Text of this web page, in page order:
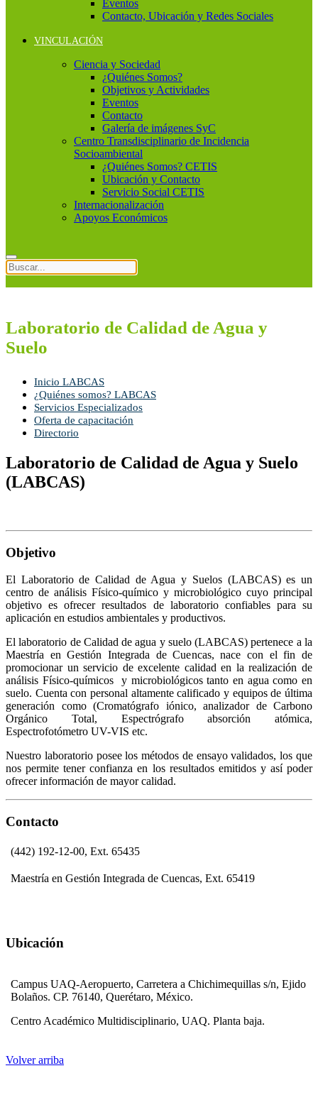
Eventos
Contacto, Ubicación y Redes Sociales
VINCULACIÓN
Ciencia y Sociedad
¿Quiénes Somos?
Objetivos y Actividades
Eventos
Contacto
Galería de imágenes SyC
Centro Transdisciplinario de Incidencia
Socioambiental
¿Quiénes Somos? CETIS
Ubicación y Contacto
Servicio Social CETIS
Internacionalización
Apoyos Económicos
Laboratorio de Calidad de Agua y
Suelo
Inicio LABCAS
¿Quiénes somos? LABCAS
Servicios Especializados
Oferta de capacitación
Directorio
Laboratorio de Calidad de Agua y Suelo
(LABCAS)
Objetivo
El Laboratorio de Calidad de Agua y Suelos (LABCAS) es un
centro de análisis Físico-químico y microbiológico cuyo principal
objetivo es ofrecer resultados de laboratorio confiables para su
aplicación en estudios ambientales y productivos.
El laboratorio de Calidad de agua y suelo (LABCAS) pertenece a la
Maestría en Gestión Integrada de Cuencas, nace con el fin de
promocionar un servicio de excelente calidad en la realización de
análisis Físico-químicos y microbiológicos tanto en agua como en
suelo. Cuenta con personal altamente calificado y equipos de última
generación como (Cromatógrafo iónico, analizador de Carbono
Orgánico Total, Espectrógrafo absorción atómica,
Espectrofotómetro UV-VIS etc.
Nuestro laboratorio posee los métodos de ensayo validados, los que
nos permite tener confianza en los resultados emitidos y así poder
ofrecer información de mayor calidad.
Contacto
(442) 192-12-00, Ext. 65435
Maestría en Gestión Integrada de Cuencas, Ext. 65419
Ubicación
Campus UAQ-Aeropuerto, Carretera a Chichimequillas s/n, Ejido
Bolaños. CP. 76140, Querétaro, México.
Centro Académico Multidisciplinario, UAQ. Planta baja.
Volver arriba